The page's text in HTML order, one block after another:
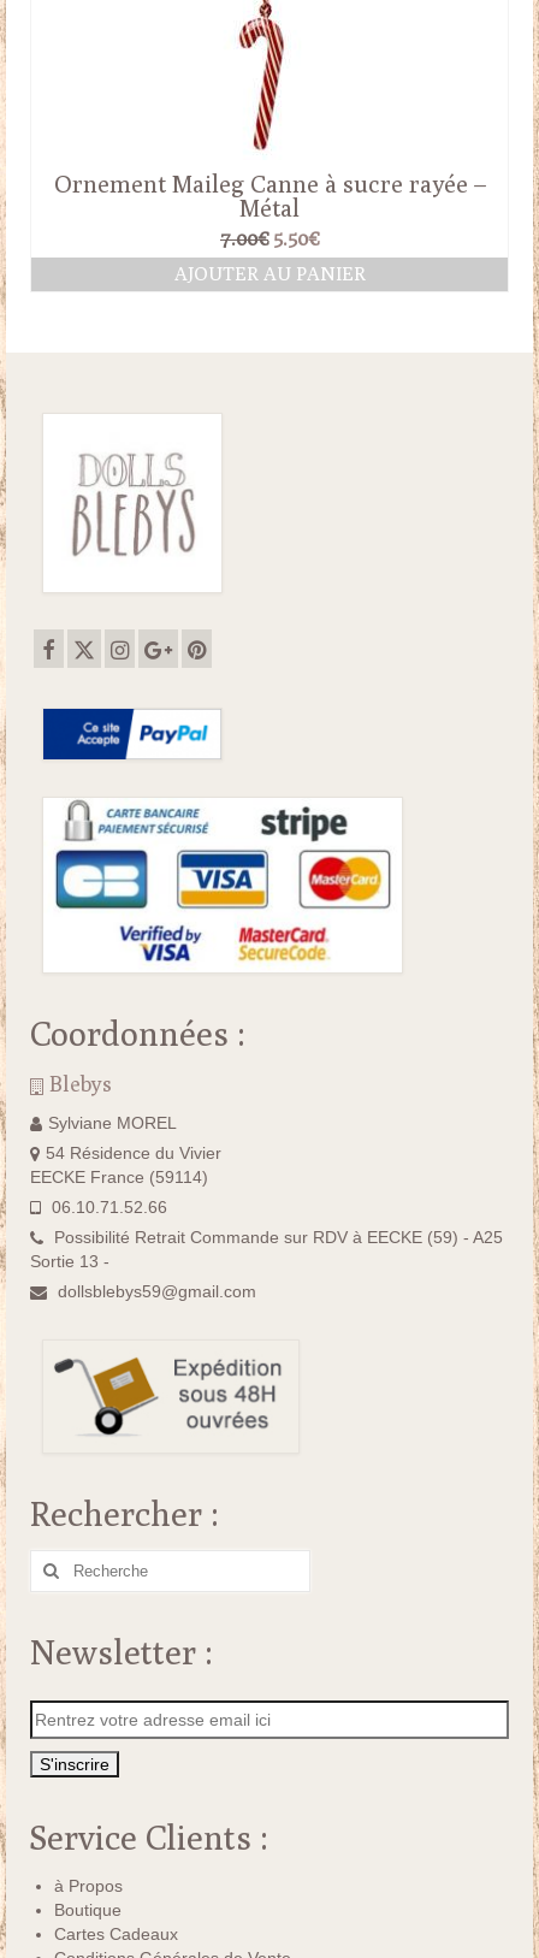
Ornement Maileg Canne à sucre rayée –
Métal
7.00€ Le
prix
initial
5.50€Le
prix
actuel
AJOUTER AU PANIER
Coordonnées :
Blebys
Sylviane MOREL
54 Résidence du Vivier
EECKE France (59114)
06.10.71.52.66
Possibilité Retrait Commande sur RDV à EECKE (59) - A25
Sortie 13 -
dollsblebys59@gmail.com
Rechercher :
Rechercher
Newsletter :
Service Clients :
à Propos
Boutique
Cartes Cadeaux